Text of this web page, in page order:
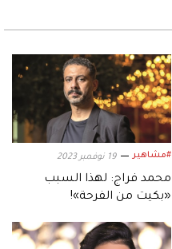
#مشاهير 19 نوفمبر 2023
محمد فراج: لهذا السبب
«بكيت من الفرحة»!